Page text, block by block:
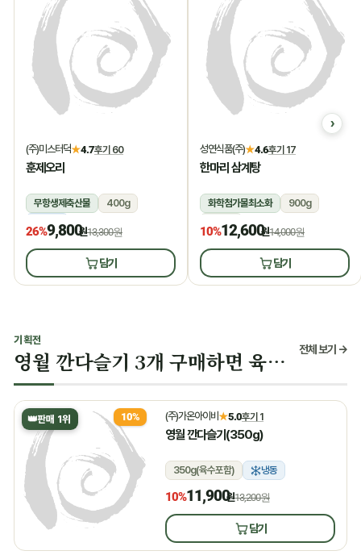
(주)미스터덕★4.7후기 60
훈제오리
무항생제축산물
400g
냉동
26%9,800원13,300원
담기
성연식품(주)★4.6후기 17
한마리 삼계탕
화학첨가물최소화
900g
상온
10%12,600원14,000원
담기
기획전
영월 깐다슬기 3개 구매하면 육수 증정 전체 보기 →
👑판매 1위 10% (주)가온아이비★5.0후기 1
영월 깐다슬기(350g)
350g(육수포함) 냉동
10%11,900원13,200원
담기